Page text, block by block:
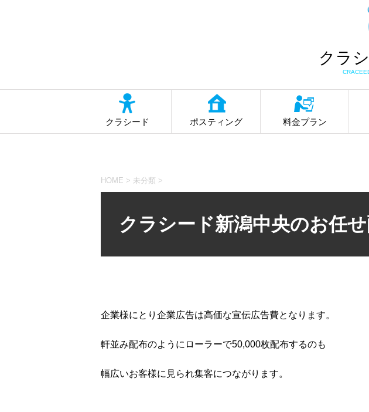
クラ
クラシード ポスティング 料金プラン
HOME > 未分類 >
クラシード新潟中央のお任せ
企業様にとり企業広告は高価な宣伝広告費となります。
軒並み配布のようにローラーで50,000枚配布するのも
幅広いお客様に見られ集客につながります。